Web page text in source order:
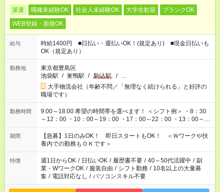
派遣 職種未経験OK 社会人未経験OK 大学生歓迎
ブランクOK
WEB登録・面接OK
給与
時給1400円 ■日払い・週払いOK！(規定あり) ■現金日払いも
OK（規定あり）
勤務地
東京都豊島区
池袋駅 / 巣鴨駅 / 駒込駅 / …
大手物流会社（年齢不問／「無理なく続けられる」と好評の
職場です）
勤務時間
9:00～18:00 希望の時間帯を選べます！ ＜シフト例＞ ・8：30
～12：00 ・10：00～19：00 ・17：00～22：00 ・13：00～
22：00 ・22：00～翌6：00 など
期間
【急募】1日のみOK！ 即日スタートもOK！ ＜Ｗワークや扶
養内での勤務もＯＫです＞
特徴 週1日からOK / 日払いOK / 履歴書不要 / 40～50代活躍中 / 副
業・WワークOK / 服装自由 / シフト勤務 / 10名以上の大量募
集 / 電話対応なし / パソコンスキル不要